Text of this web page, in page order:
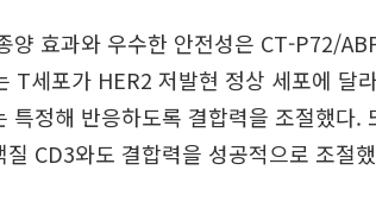
양 효과와 우수한 안전성은 CT-P72/
세포가 HER2 저발현 정상 세포에 달
특정해 반응하도록 결합력을 조절했다.
CD3와도 결합력을 성공적으로 조절